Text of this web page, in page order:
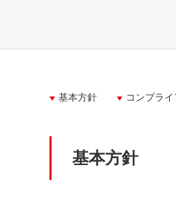
基本方針 コンプラ
基本方針